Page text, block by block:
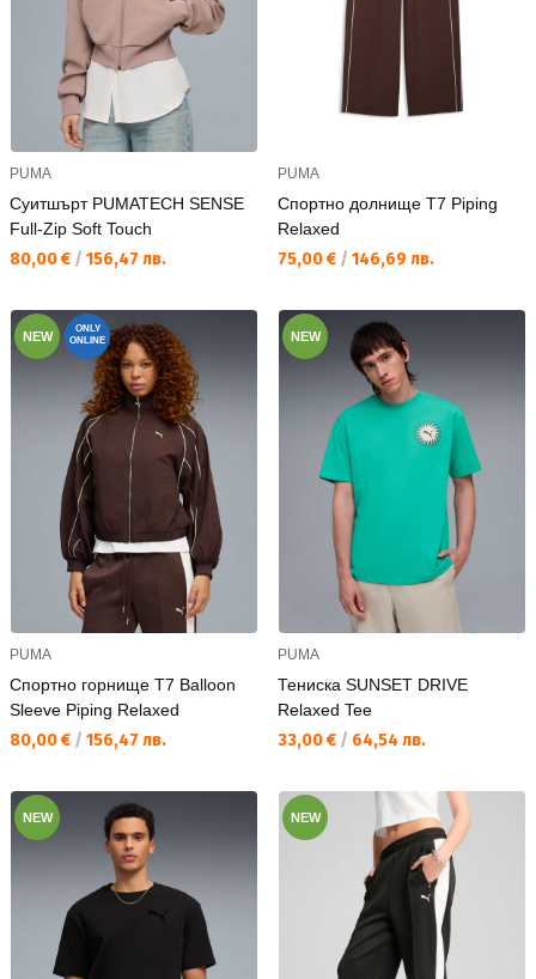
PUMA
Суитшърт PUMATECH SENSE
Full-Zip Soft Touch
Текуща цена:
80,00 € / 156,47 лв.
PUMA
Спортно долнище T7 Piping
Relaxed
Текуща цена:
75,00 € / 146,69 лв.
NEW
ONLY
ONLINE
PUMA
Спортно горнище T7 Balloon
Sleeve Piping Relaxed
Текуща цена:
80,00 € / 156,47 лв.
NEW
PUMA
Тениска SUNSET DRIVE
Relaxed Tee
Текуща цена:
33,00 € / 64,54 лв.
NEW NEW